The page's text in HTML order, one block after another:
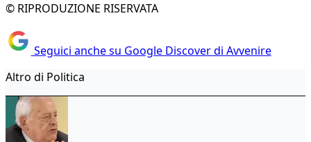
© RIPRODUZIONE RISERVATA
Seguici anche su Google Discover di Avvenire
Altro di Politica